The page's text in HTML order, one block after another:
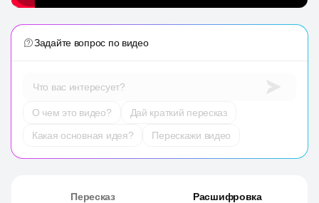
Задайте вопрос по видео
Что вас интересует?
О чем это видео?
Дай краткий пересказ
Какая основная идея?
Перескажи видео
Пересказ Расшифровка